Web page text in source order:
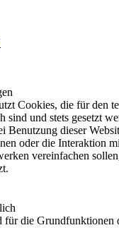
Cookies, die für den
sind und stets gesetzt
Benutzung dieser
oder die Interaktion
vereinfachen
für die Grundfunktionen